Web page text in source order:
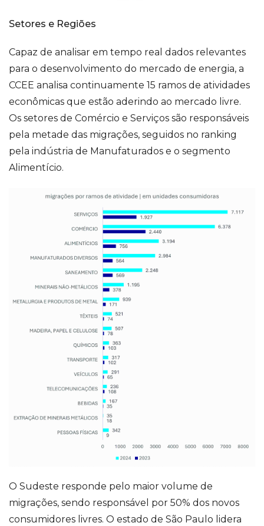
Setores e Regiões
Capaz de analisar em tempo real dados relevantes
para o desenvolvimento do mercado de energia, a
CCEE analisa continuamente 15 ramos de atividades
econômicas que estão aderindo ao mercado livre.
Os setores de Comércio e Serviços são responsáveis
pela metade das migrações, seguidos no ranking
pela indústria de Manufaturados e o segmento
Alimentício.
O Sudeste responde pelo maior volume de
migrações, sendo responsável por 50% dos novos
consumidores livres. O estado de São Paulo lidera